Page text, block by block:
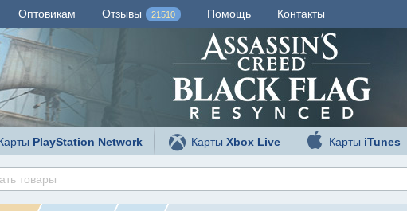
Оптовикам Отзывы 21510 Помощь Контакты
PlayStation Network КартыXbox Live Карты iTunes